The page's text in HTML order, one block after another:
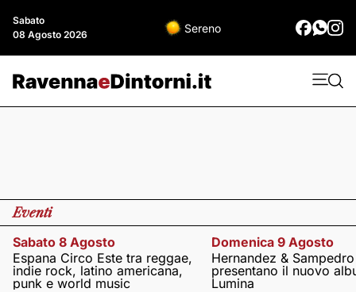
Sabato
08 Agosto 2026
Sereno
Eventi
Sabato 8 Agosto
Espana Circo Este tra reggae,
indie rock, latino americana,
punk e world music
Domenica 9 Agosto
Hernandez & Sampedro
presentano il nuovo
Lumina